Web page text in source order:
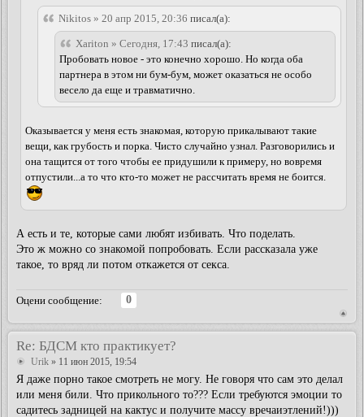
Nikitos » 20 апр 2015, 20:36 писал(а):
Xariton » Сегодня, 17:43 писал(а):
Пробовать новое - это конечно хорошо. Но когда оба
партнера в этом ни бум-бум, может оказаться не особо
весело да еще и травматично.
Оказывается у меня есть знакомая, которую прикалывают такие
вещи, как грубость и порка. Чисто случайно узнал. Разговорились и
она тащится от того чтобы ее придушили к примеру, но вовремя
отпустили...а то что кто-то может не рассчитать время не боится.
А есть и те, которые сами любят избивать. Что поделать.
Это ж можно со знакомой попробовать. Если рассказала уже
такое, то вряд ли потом откажется от секса.
Оцени сообщение:
0
Re: БДСМ кто практикует?
Urik » 11 июн 2015, 19:54
Я даже порно такое смотреть не могу. Не говоря что сам это делал
или меня били. Что прикольного то??? Если требуются эмоции то
садитесь задницей на кактус и получите массу вречаиэтлений!)))